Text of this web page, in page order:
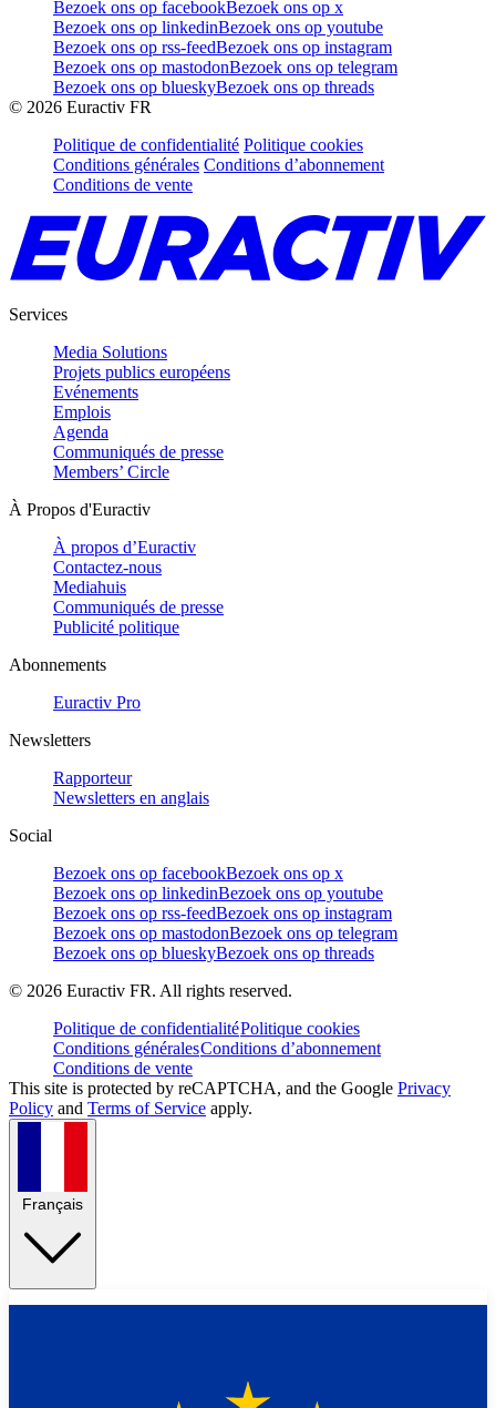
Bezoek ons op facebookBezoek ons op x
Bezoek ons op linkedinBezoek ons op youtube
Bezoek ons op rss-feedBezoek ons op instagram
Bezoek ons op mastodonBezoek ons op telegram
Bezoek ons op blueskyBezoek ons op threads
© 2026 Euractiv FR
Politique de confidentialité Politique cookies
Conditions générales Conditions d’abonnement
Conditions de vente
Services
Media Solutions
Projets publics européens
Evénements
Emplois
Agenda
Communiqués de presse
Members’ Circle
À Propos d'Euractiv
À propos d’Euractiv
Contactez-nous
Mediahuis
Communiqués de presse
Publicité politique
Abonnements
Euractiv Pro
Newsletters
Rapporteur
Newsletters en anglais
Social
Bezoek ons op facebookBezoek ons op x
Bezoek ons op linkedinBezoek ons op youtube
Bezoek ons op rss-feedBezoek ons op instagram
Bezoek ons op mastodonBezoek ons op telegram
Bezoek ons op blueskyBezoek ons op threads
© 2026 Euractiv FR. All rights reserved.
Politique de confidentialitéPolitique cookies
Conditions généralesConditions d’abonnement
Conditions de vente
This site is protected by reCAPTCHA, and the Google Privacy
Policy and Terms of Service apply.
Français